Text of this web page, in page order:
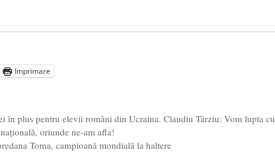
Ucrainei, Volodymyr Zelensky
2026
poetului Octavian Goga, înlăturat din Iași
Imprimare
în plus pentru elevii români din Ucraina. Claudiu Târziu: Vom lupta cu
oriunde ne-am afla!
Toma, campioană mondială la haltere